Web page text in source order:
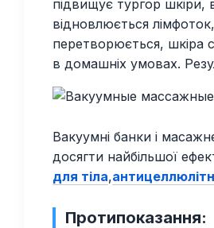
підвищує тургор шкіри,
відновлюється
перетворюється, шкіра
в домашніх умовах.
Вакуумні банки і
досягти найбільшої
для тіла,
Протипоказання: